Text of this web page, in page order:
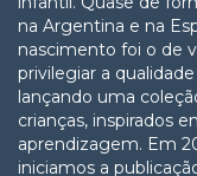
na Argentina e na
nascimento foi o de
privilegiar a
lançando uma
crianças, inspirados
aprendizagem. Em
iniciamos a